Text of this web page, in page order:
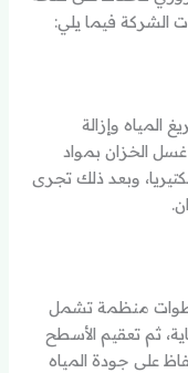
الشركة فيما يلي:
المياه وإزالة
غسل الخزان بمواد
وبعد ذلك تجرى
خطوات منظمة تشمل
ثم تعقيم الأسطح
على جودة المياه